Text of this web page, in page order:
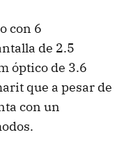
con 6
de 2.5
óptico de 3.6
que a pesar de
con un